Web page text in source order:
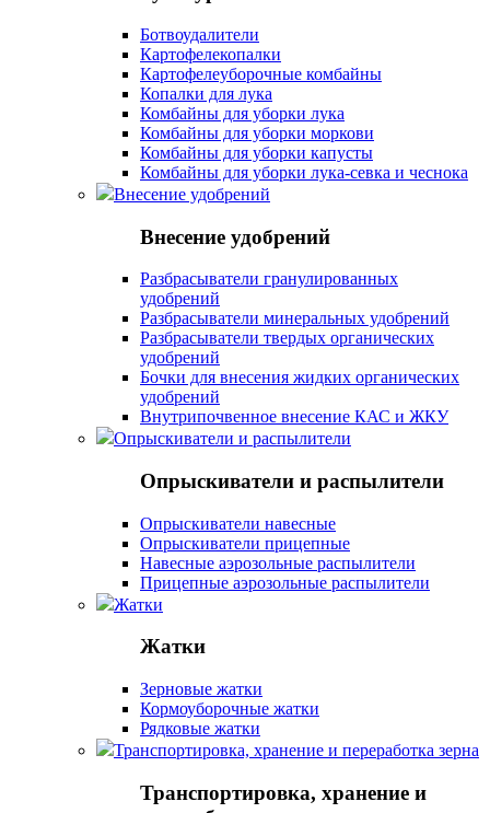
Ботвоудалители
Картофелекопалки
Картофелеуборочные комбайны
Копалки для лука
Комбайны для уборки лука
Комбайны для уборки моркови
Комбайны для уборки капусты
Комбайны для уборки лука-севка и чеснока
Внесение удобрений
Внесение удобрений
Разбрасыватели гранулированных
удобрений
Разбрасыватели минеральных удобрений
Разбрасыватели твердых органических
удобрений
Бочки для внесения жидких органических
удобрений
Внутрипочвенное внесение КАС и ЖКУ
Опрыскиватели и распылители
Опрыскиватели и распылители
Опрыскиватели навесные
Опрыскиватели прицепные
Навесные аэрозольные распылители
Прицепные аэрозольные распылители
Жатки
Жатки
Зерновые жатки
Кормоуборочные жатки
Рядковые жатки
Транспортировка, хранение и переработка зерна
Транспортировка, хранение и